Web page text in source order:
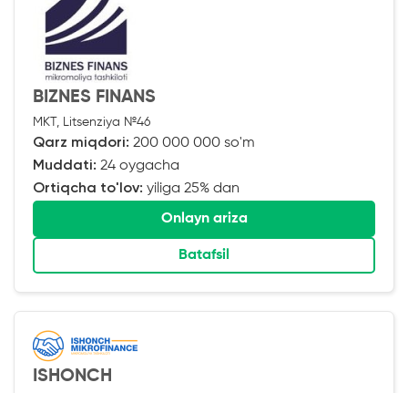
BIZNES FINANS
MKT, Litsenziya №46
Qarz miqdori: 200 000 000 so'm
Muddati: 24 oygacha
Ortiqcha to'lov: yiliga 25% dan
Onlayn ariza
Batafsil
ISHONCH